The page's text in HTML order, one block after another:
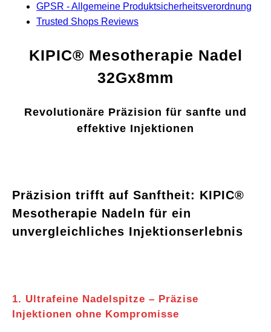
GPSR - Allgemeine Produktsicherheitsverordnung
Trusted Shops Reviews
KIPIC® Mesotherapie Nadel
32Gx8mm
Revolutionäre Präzision für sanfte und
effektive Injektionen
Präzision trifft auf Sanftheit: KIPIC®
Mesotherapie Nadeln für ein
unvergleichliches Injektionserlebnis
1. Ultrafeine Nadelspitze – Präzise
Injektionen ohne Kompromisse